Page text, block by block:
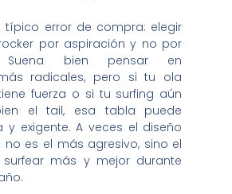
típico error de compra: elegir
por aspiración y no por
Suena bien pensar en
radicales, pero si tu ola
fuerza o si tu surfing aún
el tail, esa tabla puede
y exigente. A veces el diseño
no es el más agresivo, sino el
más y mejor durante